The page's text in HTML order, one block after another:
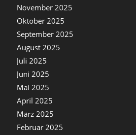
November 2025
Oktober 2025
September 2025
August 2025
Juli 2025
Juni 2025
Mai 2025
April 2025
März 2025
Februar 2025